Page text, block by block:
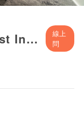
JustCo 竹北中心 - Just Inspire 會議室
線上
問